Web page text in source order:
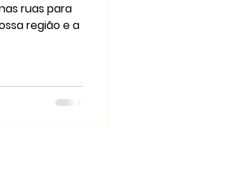
ruas para
região e a